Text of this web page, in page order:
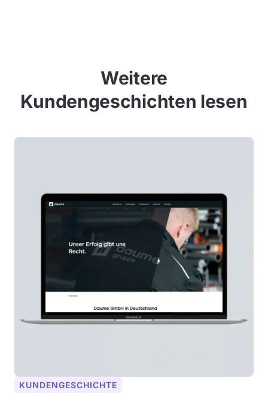
Weitere
Kundengeschichten lesen
KUNDENGESCHICHTE